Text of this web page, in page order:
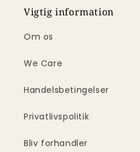
Vigtig information
Om os
We Care
Handelsbetingelser
Privatlivspolitik
Bliv forhandler